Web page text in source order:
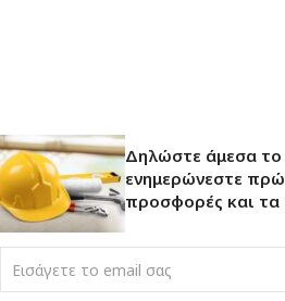
Δηλώστε άμεσα το
ενημερώνεστε
προσφορές και τα